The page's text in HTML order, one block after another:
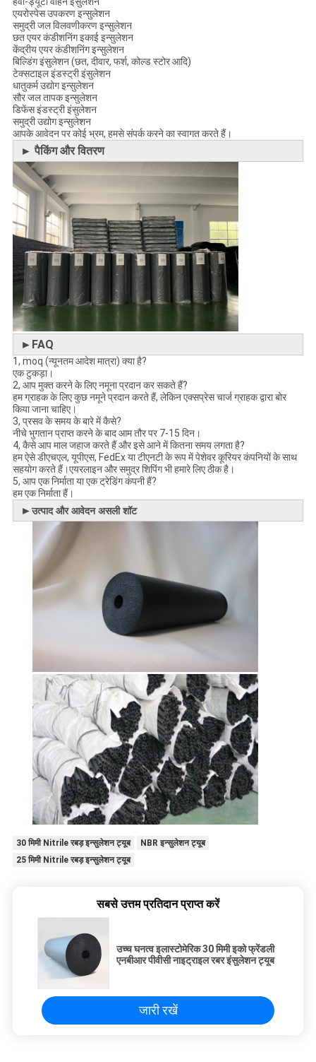
एयरोस्पेस उपकरण इन्सुलेशन
समुद्री जल विलवणीकरण इन्सुलेशन
छत एयर कंडीशनिंग इकाई इन्सुलेशन
केंद्रीय एयर कंडीशनिंग इन्सुलेशन
बिल्डिंग इंसुलेशन (छत, दीवार, फर्श, कोल्ड स्टोर आदि)
टेक्सटाइल इंडस्ट्री इंसुलेशन
धातुकर्म उद्योग इन्सुलेशन
सौर जल तापक इन्सुलेशन
डिफेंस इंडस्ट्री इंसुलेशन
समुद्री उद्योग इन्सुलेशन
आपके आवेदन पर कोई भ्रम, हमसे संपर्क करने का स्वागत करते हैं।
► पैकिंग और वितरण
►FAQ
1, moq (न्यूनतम आदेश मात्रा) क्या है?
एक टुकड़ा।
2, आप मुक्त करने के लिए नमूना प्रदान कर सकते हैं?
हम ग्राहक के लिए कुछ नमूने प्रदान करते हैं, लेकिन एक्सप्रेस चार्ज ग्राहक द्वारा बोर
किया जाना चाहिए।
3, प्रसव के समय के बारे में कैसे?
नीचे भुगतान प्राप्त करने के बाद आम तौर पर 7-15 दिन।
4, कैसे आप माल जहाज करते हैं और इसे आने में कितना समय लगता है?
हम ऐसे डीएचएल, यूपीएस, FedEx या टीएनटी के रूप में पेशेवर कूरियर कंपनियों के साथ
सहयोग करते हैं।एयरलाइन और समुद्र शिपिंग भी हमारे लिए ठीक है।
5, आप एक निर्माता या एक ट्रेडिंग कंपनी हैं?
हम एक निर्माता हैं।
►उत्पाद और आवेदन असली शॉट
30 मिमी Nitrile रबड़ इन्सुलेशन ट्यूब
NBR इन्सुलेशन ट्यूब
25 मिमी Nitrile रबड़ इन्सुलेशन ट्यूब
सबसे उत्तम प्रतिदान प्राप्त करें
उच्च घनत्व इलास्टोमेरिक 30 मिमी इको फ्रेंडली
एनबीआर पीवीसी नाइट्राइल रबर इंसुलेशन ट्यूब
जारी रखें